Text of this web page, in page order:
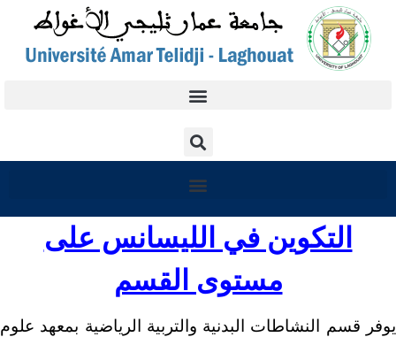
التكوين في الليسانس على
مستوى القسم
يوفر قسم النشاطات البدنية والتربية الرياضية بمعهد علوم